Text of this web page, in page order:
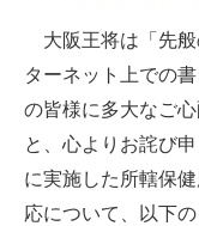
大阪王将は「先般
ターネット上での
の皆様に多大なご
と、心よりお詫び
に実施した所轄保
応について、以下